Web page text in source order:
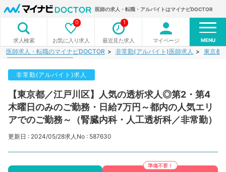
医師の求人・転職・アルバイトはマイナビDOCTOR
求人検索 お気に入り求人
0
最近見た求人
1
マイページ MENU
医師求人・転職のマイナビDOCTOR 非常勤(アルバイト)医師求人 東京都
非常勤(アルバイト)求人
【東京都／江戸川区】人気の透析求人◎第2・第4
木曜日のみのご勤務・日給7万円～都内の人気エリ
アでのご勤務～（腎臓内科・人工透析科／非常勤）
更新日 : 2024/05/28求人No : 587630